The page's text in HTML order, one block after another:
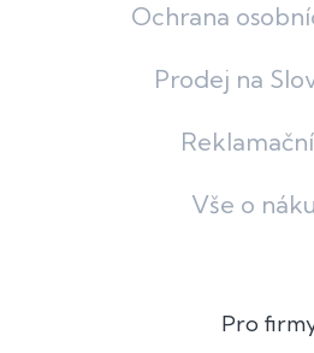
Ochrana
Prodej na
Vše o
Pro